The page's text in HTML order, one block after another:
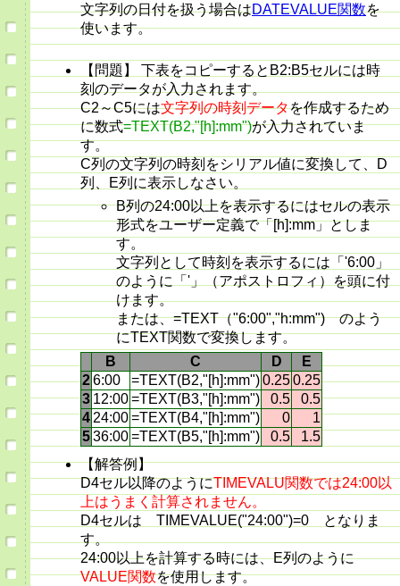
文字列の日付を扱う場合はDATEVALUE関数を
使います。
【問題】 下表をコピーするとB2:B5セルには時
刻のデータが入力されます。
C2～C5には文字列の時刻データを作成するため
に数式=TEXT(B2,"[h]:mm")が入力されていま
す。
C列の文字列の時刻をシリアル値に変換して、D
列、E列に表示しなさい。
B列の24:00以上を表示するにはセルの表示
形式をユーザー定義で「[h]:mm」としま
す。
文字列として時刻を表示するには「'6:00」
のように「'」（アポストロフィ）を頭に付
けます。
または、=TEXT（"6:00","h:mm") のよう
にTEXT関数で変換します。
B
C D
E
26:00 =TEXT(B2,"[h]:mm")0.250.25
3 12:00=TEXT(B3,"[h]:mm") 0.5
0.5
4 24:00=TEXT(B4,"[h]:mm") 0
1
536:00=TEXT(B5,"[h]:mm") 0.5
1.5
【解答例】
D4セル以降のようにTIMEVALU関数では24:00以
上はうまく計算されません。
D4セルは TIMEVALUE("24:00")=0 となりま
す。
24:00以上を計算する時には、E列のように
VALUE関数を使用します。